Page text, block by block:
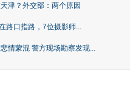
津？外交部：两个原因
路口指路，7位摄影师...
情蒙混 警方现场勘察发现...